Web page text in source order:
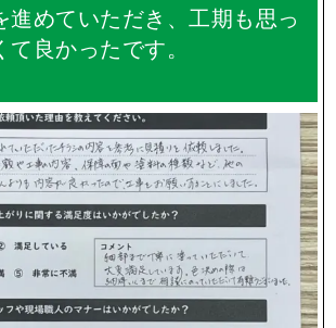
進めていただき、工期も思っ
良かったです。